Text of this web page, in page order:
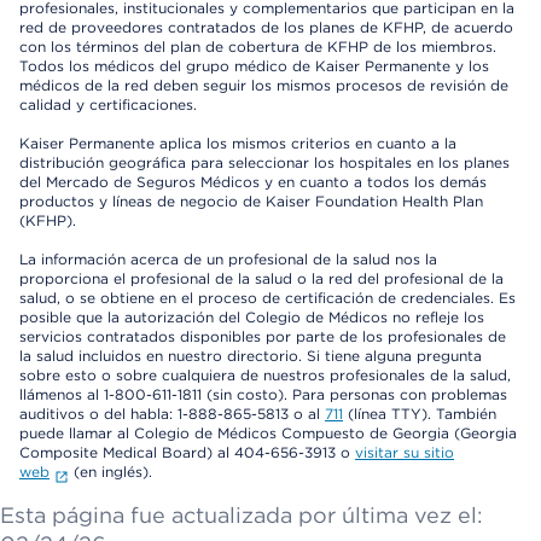
profesionales, institucionales y complementarios que participan en la
red de proveedores contratados de los planes de KFHP, de acuerdo
con los términos del plan de cobertura de KFHP de los miembros.
Todos los médicos del grupo médico de Kaiser Permanente y los
médicos de la red deben seguir los mismos procesos de revisión de
calidad y certificaciones.
Kaiser Permanente aplica los mismos criterios en cuanto a la
distribución geográfica para seleccionar los hospitales en los planes
del Mercado de Seguros Médicos y en cuanto a todos los demás
productos y líneas de negocio de Kaiser Foundation Health Plan
(KFHP).
La información acerca de un profesional de la salud nos la
proporciona el profesional de la salud o la red del profesional de la
salud, o se obtiene en el proceso de certificación de credenciales. Es
posible que la autorización del Colegio de Médicos no refleje los
servicios contratados disponibles por parte de los profesionales de
la salud incluidos en nuestro directorio. Si tiene alguna pregunta
sobre esto o sobre cualquiera de nuestros profesionales de la salud,
llámenos al 1-800-611-1811 (sin costo). Para personas con problemas
auditivos o del habla: 1-888-865-5813 o al 711 (línea TTY). También
puede llamar al Colegio de Médicos Compuesto de Georgia (Georgia
Composite Medical Board) al 404-656-3913 o visitar su sitio
web
(en inglés).
Esta página fue actualizada por última vez el: